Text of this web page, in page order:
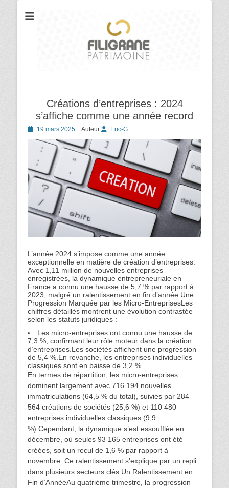
Créations d’entreprises : 2024
s’affiche comme une année record
Posted
on
19 mars 2025 Auteur Eric-G
L’année 2024 s’impose comme une année
exceptionnelle en matière de création d’entreprises.
Avec 1,11 million de nouvelles entreprises
enregistrées, la dynamique entrepreneuriale en
France a connu une hausse de 5,7 % par rapport à
2023, malgré un ralentissement en fin d’année. Une
Progression Marquée par les Micro-EntreprisesLes
chiffres détaillés montrent une évolution contrastée
selon les statuts juridiques :
Les micro-entreprises ont connu une hausse de
7,3 %, confirmant leur rôle moteur dans la création
d’entreprises.Les sociétés affichent une progression
de 5,4 %.En revanche, les entreprises individuelles
classiques sont en baisse de 3,2 %.
En termes de répartition, les micro-entreprises
dominent largement avec 716 194 nouvelles
immatriculations (64,5 % du total), suivies par 284
564 créations de sociétés (25,6 %) et 110 480
entreprises individuelles classiques (9,9
%).Cependant, la dynamique s’est essoufflée en
décembre, où seules 93 165 entreprises ont été
créées, soit un recul de 1,6 % par rapport à
novembre. Ce ralentissement s’explique par un repli
dans plusieurs secteurs clés.Un Ralentissement en
Fin d’AnnéeAu quatrième trimestre, la progression